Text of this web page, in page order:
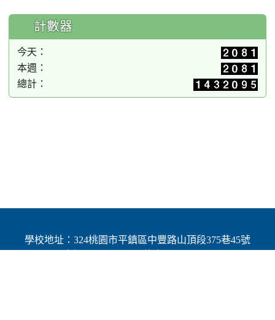
計數器
今天：
本週：
總計：
學校地址：324桃園市平鎮區中豐路山頂段375巷45號